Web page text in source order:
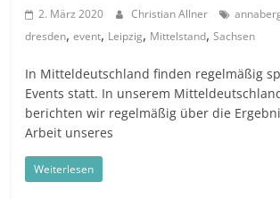
2. März 2020 Christian Allner
dresden,event, Leipzig, Mittelstand,Sachsen
In Mitteldeutschland finden regelmäßig
Events statt. In unserem
berichten wir regelmäßig über die
Arbeit unseres
Weiterlesen